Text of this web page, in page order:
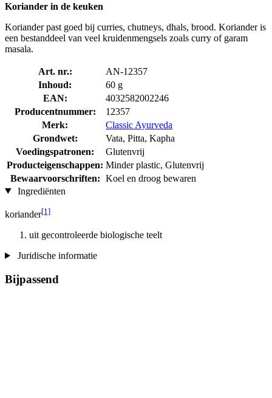
Koriander in de keuken
Koriander past goed bij curries, chutneys, dhals, brood. Koriander is
een bestanddeel van veel kruidenmengsels zoals curry of garam
masala.
Art. nr.:
AN-12357
Inhoud:
60 g
EAN:
4032582002246
Producentnummer:
12357
Merk:
Classic Ayurveda
Grondwet:
Vata, Pitta, Kapha
Voedingspatronen:
Glutenvrij
Producteigenschappen: Minder plastic, Glutenvrij
Bewaarvoorschriften: Koel en droog bewaren
Ingrediënten
koriander[1]
uit gecontroleerde biologische teelt
Juridische informatie
Bijpassend